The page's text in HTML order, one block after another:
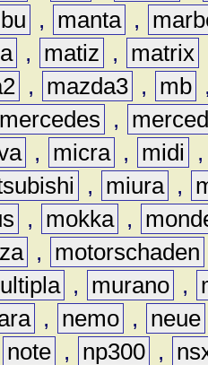
, manta ,
, matiz , matrix
, mazda3 , mb
mercedes ,
, micra , midi
, miura ,
, mokka ,
, motorschaden
, murano ,
, nemo , neue
note , np300 ,